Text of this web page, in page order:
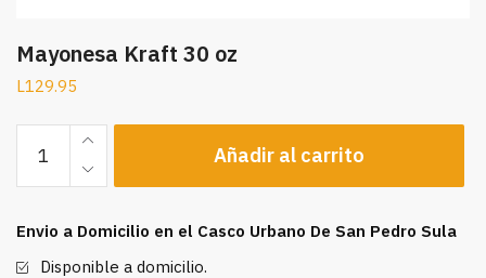
Mayonesa Kraft 30 oz
L129.95
Mayonesa
Kraft
30
cantidad
Añadir al carrito
Envio a Domicilio en el Casco Urbano De San Pedro Sula
Disponible a domicilio.